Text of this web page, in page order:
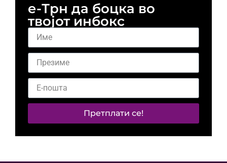
е-Трн да боцка во
твојот инбокс
Претплати се!